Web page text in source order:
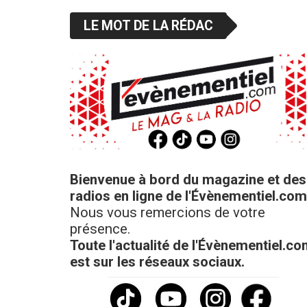
LE MOT DE LA RÉDAC
Bienvenue à bord du magazine et des
radios en ligne de l'Évènementiel.com
Nous vous remercions de votre
présence.
Toute l'actualité de
est sur les réseaux sociaux.